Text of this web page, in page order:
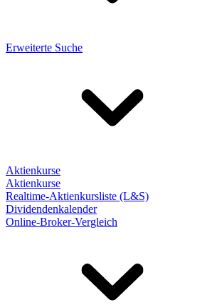
Erweiterte Suche
Aktienkurse
Aktienkurse
Realtime-Aktienkursliste (L&S)
Dividendenkalender
Online-Broker-Vergleich